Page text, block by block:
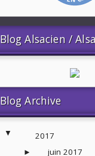
Blog Alsacien /
Blog Archive
▼ 2017
► juin 2017